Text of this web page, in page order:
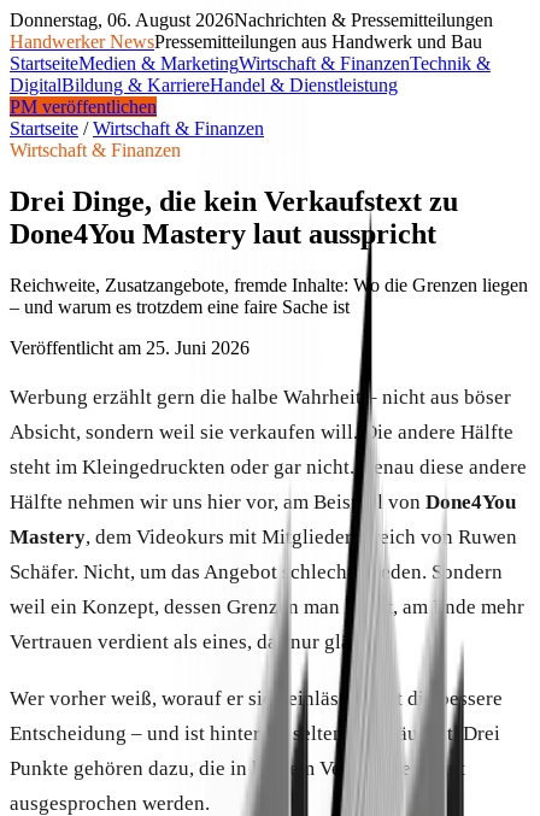
Donnerstag, 06. August 2026Nachrichten & Pressemitteilungen
Handwerker NewsPressemitteilungen aus Handwerk und Bau
StartseiteMedien & MarketingWirtschaft & FinanzenTechnik &
DigitalBildung & KarriereHandel & Dienstleistung
PM veröffentlichen
Startseite /Wirtschaft & Finanzen
Wirtschaft & Finanzen
Drei Dinge, die kein Verkaufstext zu
Done4You Mastery laut ausspricht
Reichweite, Zusatzangebote, fremde Inhalte: Wo die Grenzen liegen
– und warum es trotzdem eine faire Sache ist
Veröffentlicht am 25. Juni 2026
Werbung erzählt gern die halbe Wahrheit – nicht aus böser
Absicht, sondern weil sie verkaufen will. Die andere Hälfte
steht im Kleingedruckten oder gar nicht. Genau diese andere
Hälfte nehmen wir uns hier vor, am Beispiel von Done4You
Mastery, dem Videokurs mit Mitgliederbereich von Ruwen
Schäfer. Nicht, um das Angebot schlechtzureden. Sondern
weil ein Konzept, dessen Grenzen man kennt, am Ende mehr
Vertrauen verdient als eines, das nur glänzt.
Wer vorher weiß, worauf er sich einlässt, trifft die bessere
Entscheidung – und ist hinterher seltener enttäuscht. Drei
Punkte gehören dazu, die in keinem Verkaufstext laut
ausgesprochen werden.